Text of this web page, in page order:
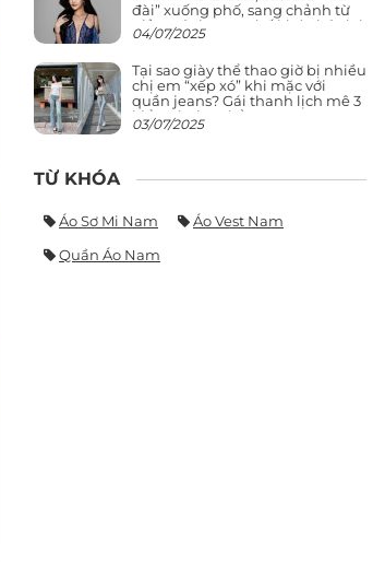
đài” xuống phố, sang chảnh từ
giảng đường ra phố khó ai đọ lại
04/07/2025
Tại sao giày thể thao giờ bị nhiều
chị em “xếp xó” khi mặc với
quần jeans? Gái thanh lịch mê 3
kiểu này hơn hẳn
03/07/2025
TỪ KHÓA
Áo Sơ Mi Nam
Áo Vest Nam
Quần Áo Nam